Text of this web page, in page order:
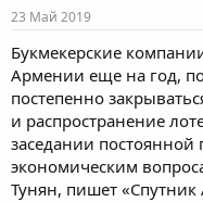
23 Май 2019
Букмекерские
Армении еще на год,
постепенно
и распространение
заседании
экономическим
Тунян, пишет